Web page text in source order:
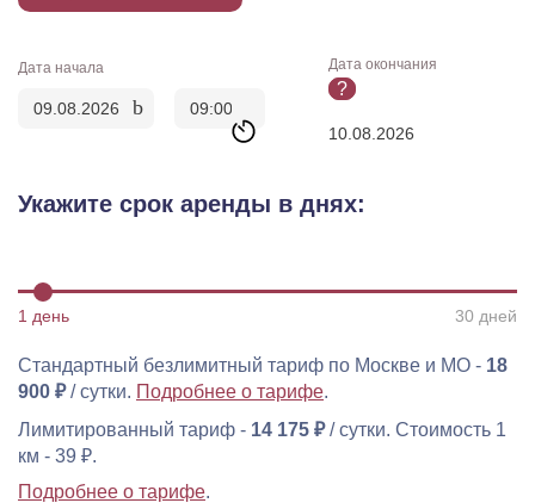
Дата начала Дата окончания
?
Укажите срок аренды в днях:
30 дней
Стандартный безлимитный тариф по Москве и МО - 18
900 ₽/ сутки. Подробнее о тарифе.
Лимитированный тариф - 14 175 ₽/ сутки. Стоимость 1
км - 39 ₽.
Подробнее о тарифе.